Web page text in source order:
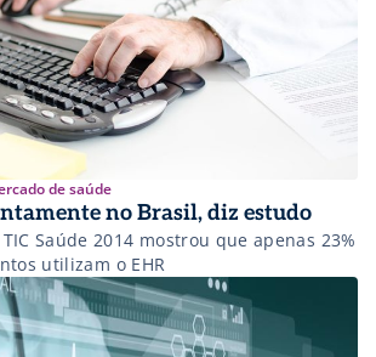
de saúde
no Brasil, diz estudo
Saúde 2014 mostrou que apenas 23%
utilizam o EHR